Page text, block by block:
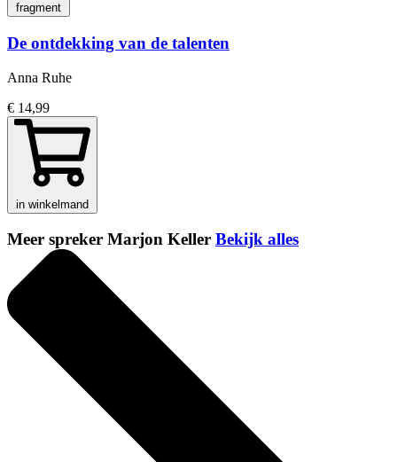
fragment
De ontdekking van de talenten
Anna Ruhe
€ 14,99
in winkelmand
Meer spreker Marjon Keller Bekijk alles